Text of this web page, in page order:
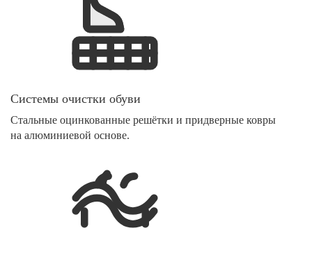
Системы очистки обуви
Стальные оцинкованные решётки и придверные ковры
на алюминиевой основе.